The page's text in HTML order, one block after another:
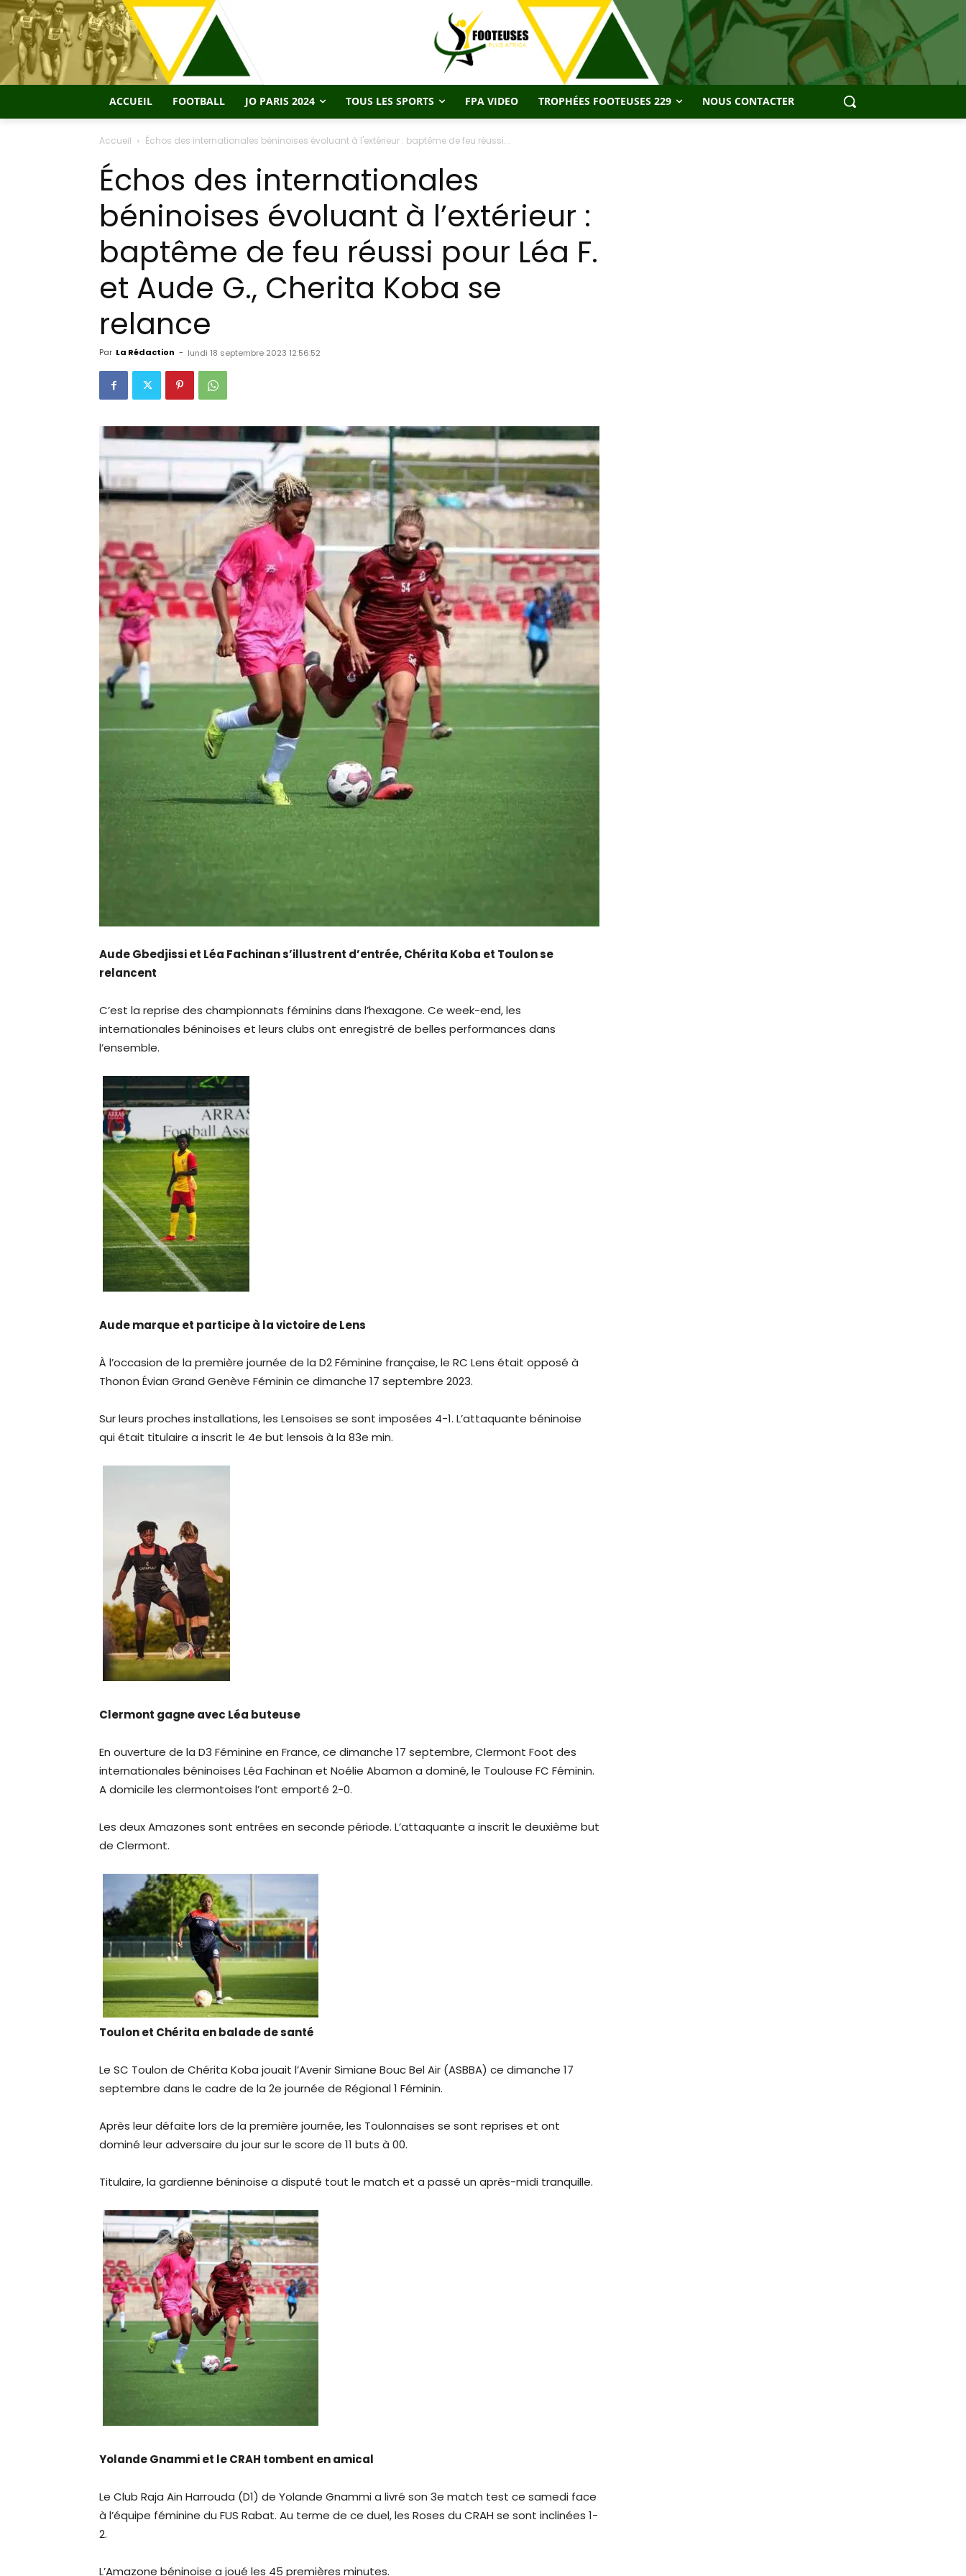
ACCUEIL FOOTBALL JO PARIS 2024 TOUS LES SPORTS FPA VIDEO TROPHÉES FOOTEUSES 229 NOUS CONTACTER
Accueil Échos des internationales béninoises évoluant à l'extérieur : baptême de feu réussi...
Échos des internationales
béninoises évoluant à l’extérieur :
baptême de feu réussi pour Léa F.
et Aude G., Cherita Koba se
relance
Par La Rédaction - lundi 18 septembre 2023 12:56:52
Aude Gbedjissi et Léa Fachinan s’illustrent d’entrée, Chérita Koba et Toulon se
relancent
C’est la reprise des championnats féminins dans l’hexagone. Ce week-end, les
internationales béninoises et leurs clubs ont enregistré de belles performances dans
l’ensemble.
Aude marque et participe à la victoire de Lens
À l’occasion de la première journée de la D2 Féminine française, le RC Lens était opposé à
Thonon Évian Grand Genève Féminin ce dimanche 17 septembre 2023.
Sur leurs proches installations, les Lensoises se sont imposées 4-1. L’attaquante béninoise
qui était titulaire a inscrit le 4e but lensois à la 83e min.
Clermont gagne avec Léa buteuse
En ouverture de la D3 Féminine en France, ce dimanche 17 septembre, Clermont Foot des
internationales béninoises Léa Fachinan et Noélie Abamon a dominé, le Toulouse FC Féminin.
A domicile les clermontoises l’ont emporté 2-0.
Les deux Amazones sont entrées en seconde période. L’attaquante a inscrit le deuxième but
de Clermont.
Toulon et Chérita en balade de santé
Le SC Toulon de Chérita Koba jouait l’Avenir Simiane Bouc Bel Air (ASBBA) ce dimanche 17
septembre dans le cadre de la 2e journée de Régional 1 Féminin.
Après leur défaite lors de la première journée, les Toulonnaises se sont reprises et ont
dominé leur adversaire du jour sur le score de 11 buts à 00.
Titulaire, la gardienne béninoise a disputé tout le match et a passé un après-midi tranquille.
Yolande Gnammi et le CRAH tombent en amical
Le Club Raja Ain Harrouda (D1) de Yolande Gnammi a livré son 3e match test ce samedi face
à l’équipe féminine du FUS Rabat. Au terme de ce duel, les Roses du CRAH se sont inclinées 1-
2.
L’Amazone béninoise a joué les 45 premières minutes.